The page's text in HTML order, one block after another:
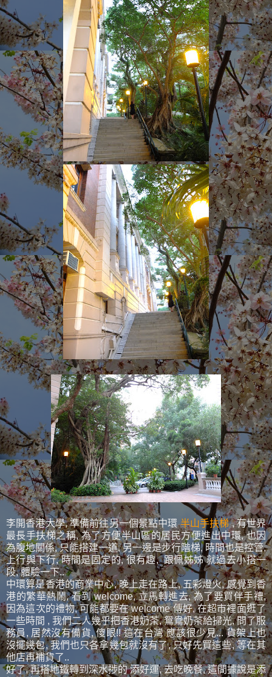
李開香港大學, 準備前往另一個景點中環半山手扶梯, 有世界
最長手扶梯之稱, 為了方便半山區的居民方便進出中環, 也因
為腹地關係, 只能搭建一道, 另一邊是步行階梯, 時間也是控管,
上行與下行, 時間是固定的, 很有趣, 跟佩姊姊 就過去小搭一
段, 體驗一下..
中環算是香港的商業中心, 晚上走在路上, 五彩燈火, 感覺到香
港的繁華熱鬧, 看到 welcome, 立馬轉進去, 為了要買伴手禮,
因為這次的禮物, 可能都要在 welcome 傳好, 在超市裡面逛了
一些時間 , 我們二人幾乎把香港奶茶, 鴛鴦奶茶給掃光, 問了服
務員, 居然沒有備貨, 傻眼!! 這在台灣 應該很少見... 貨架上也
沒擺幾包, 我們也只各拿幾包就沒有了, 只好先買這些, 等在其
他店再補貨了..
好了, 再搭地鐵轉到深水捗的 添好運, 去吃晚餐, 這間據說是添